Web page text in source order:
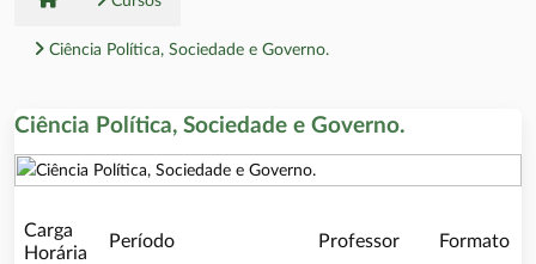
Ciência Política, Sociedade e Governo.
Ciência Política, Sociedade e Governo.
Carga
Horária
Período Professor Formato